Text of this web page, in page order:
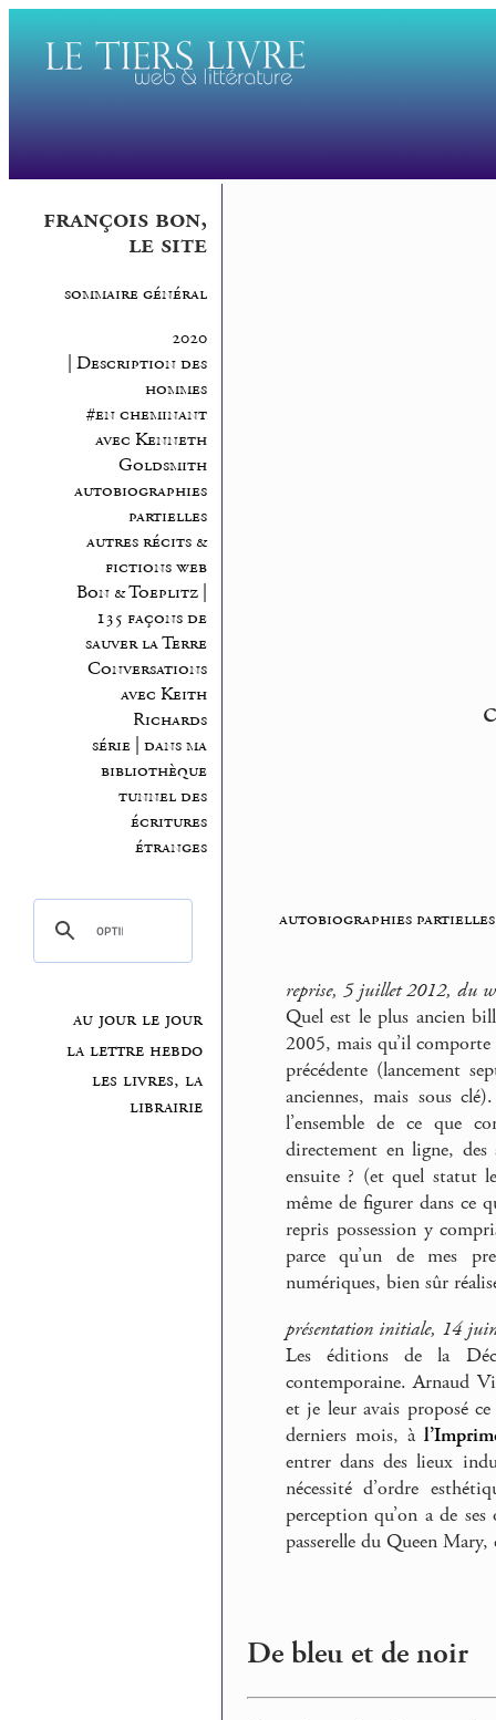
françois bon,
le site
sommaire général
2020
| Description des
hommes
#en cheminant
avec Kenneth
Goldsmith
autobiographies
partielles
autres récits &
fictions web
Bon & Toeplitz |
135 façons de
sauver la Terre
Conversations
avec Keith
Richards
série | dans ma
bibliothèque
tunnel des
écritures
étranges
au jour le jour
la lettre hebdo
les livres, la
librairie
autobiographies partielles
reprise, 5 juillet 2012, du
Quel est le plus ancien
2005, mais qu’il comporte
précédente (lancement
anciennes, mais sous
l’ensemble de ce que
directement en ligne,
ensuite ? (et quel statut
même de figurer dans ce
repris possession y
parce qu’un de mes
numériques, bien sûr
présentation initiale, 14
Les éditions de la
contemporaine. Arnaud
et je leur avais proposé
derniers mois, à
entrer dans des lieux
nécessité d’ordre
perception qu’on a de
passerelle du Queen
De bleu et de noir